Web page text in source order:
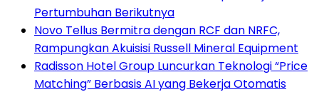
Pertumbuhan Berikutnya
Novo Tellus Bermitra dengan RCF dan NRFC,
Rampungkan Akuisisi Russell Mineral Equipment
Radisson Hotel Group Luncurkan Teknologi “Price
Matching” Berbasis AI yang Bekerja Otomatis